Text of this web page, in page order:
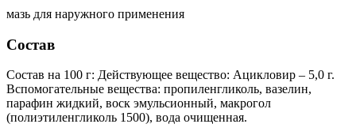
мазь для наружного применения
Состав
Состав на 100 г: Действующее вещество: Ацикловир – 5,0 г.
Вспомогательные вещества: пропиленгликоль, вазелин,
парафин жидкий, воск эмульсионный, макрогол
(полиэтиленгликоль 1500), вода очищенная.